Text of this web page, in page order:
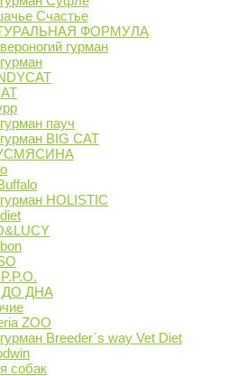
Счастье
ФОРМУЛА
гурман
пауч
BIG CAT
HOLISTIC
ДНА
ZOO
Breeder`s way Vet Diet
собак